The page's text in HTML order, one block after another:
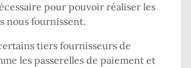
pour pouvoir réaliser les
nous fournissent.
tiers fournisseurs de
les passerelles de paiement et